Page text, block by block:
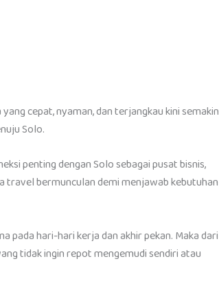
cepat, nyaman, dan terjangkau kini semakin
Solo.
penting dengan Solo sebagai pusat bisnis,
travel bermunculan demi menjawab kebutuhan
pada hari-hari kerja dan akhir pekan. Maka dari
tidak ingin repot mengemudi sendiri atau